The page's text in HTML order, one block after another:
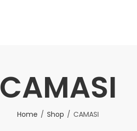
CAMASI
Home Shop CAMASI